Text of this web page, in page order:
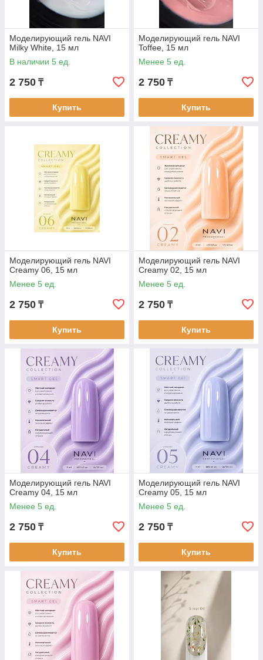
Моделирующий гель NAVI
Milky White, 15 мл
В наличии 5 ед.
2 750 ₸
Купить
Моделирующий гель NAVI
Toffee, 15 мл
Менее 5 ед.
2 750 ₸
Купить
Моделирующий гель NAVI
Creamy 06, 15 мл
Менее 5 ед.
2 750 ₸
Купить
Моделирующий гель NAVI
Creamy 02, 15 мл
Менее 5 ед.
2 750 ₸
Купить
Моделирующий гель NAVI
Creamy 04, 15 мл
Менее 5 ед.
2 750 ₸
Купить
Моделирующий гель NAVI
Creamy 05, 15 мл
Менее 5 ед.
2 750 ₸
Купить